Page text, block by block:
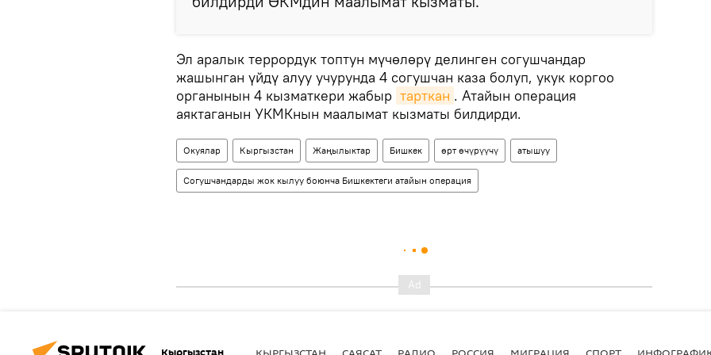
Эл аралык террордук топтун мүчөлөрү делинген согушчандар
жашынган үйдү алуу учурунда 4 согушчан каза болуп, укук коргоо
органынын 4 кызматкери жабыр тарткан . Атайын операция
аяктаганын УКМКнын маалымат кызматы билдирди.
Окуялар Кыргызстан Жаңылыктар Бишкек өрт өчүрүүчү атышуу
Согушчандарды жок кылуу боюнча Бишкектеги атайын операция
Кыргызстан